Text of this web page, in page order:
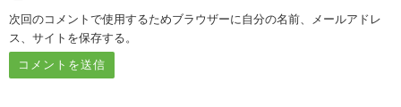
次回のコメントで使用するためブラウザーに自分の名前、メールアドレ
ス、サイトを保存する。